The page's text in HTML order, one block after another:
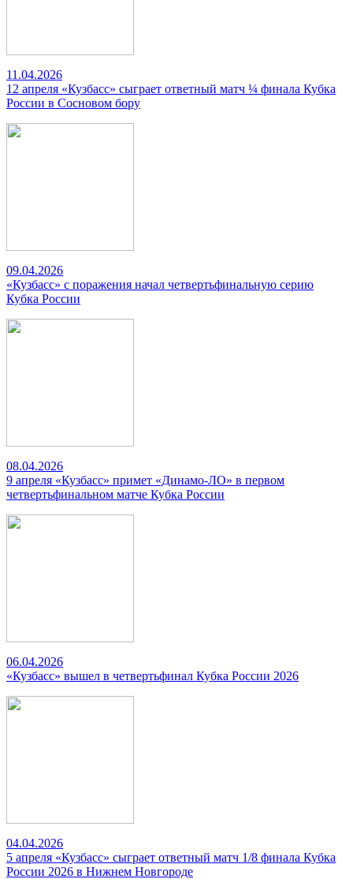
11.04.2026
12 апреля «Кузбасс» сыграет ответный матч ¼ финала Кубка
России в Сосновом бору
09.04.2026
«Кузбасс» с поражения начал четвертьфинальную серию
Кубка России
08.04.2026
9 апреля «Кузбасс» примет «Динамо-ЛО» в первом
четвертьфинальном матче Кубка России
06.04.2026
«Кузбасс» вышел в четвертьфинал Кубка России 2026
04.04.2026
5 апреля «Кузбасс» сыграет ответный матч 1/8 финала Кубка
России 2026 в Нижнем Новгороде